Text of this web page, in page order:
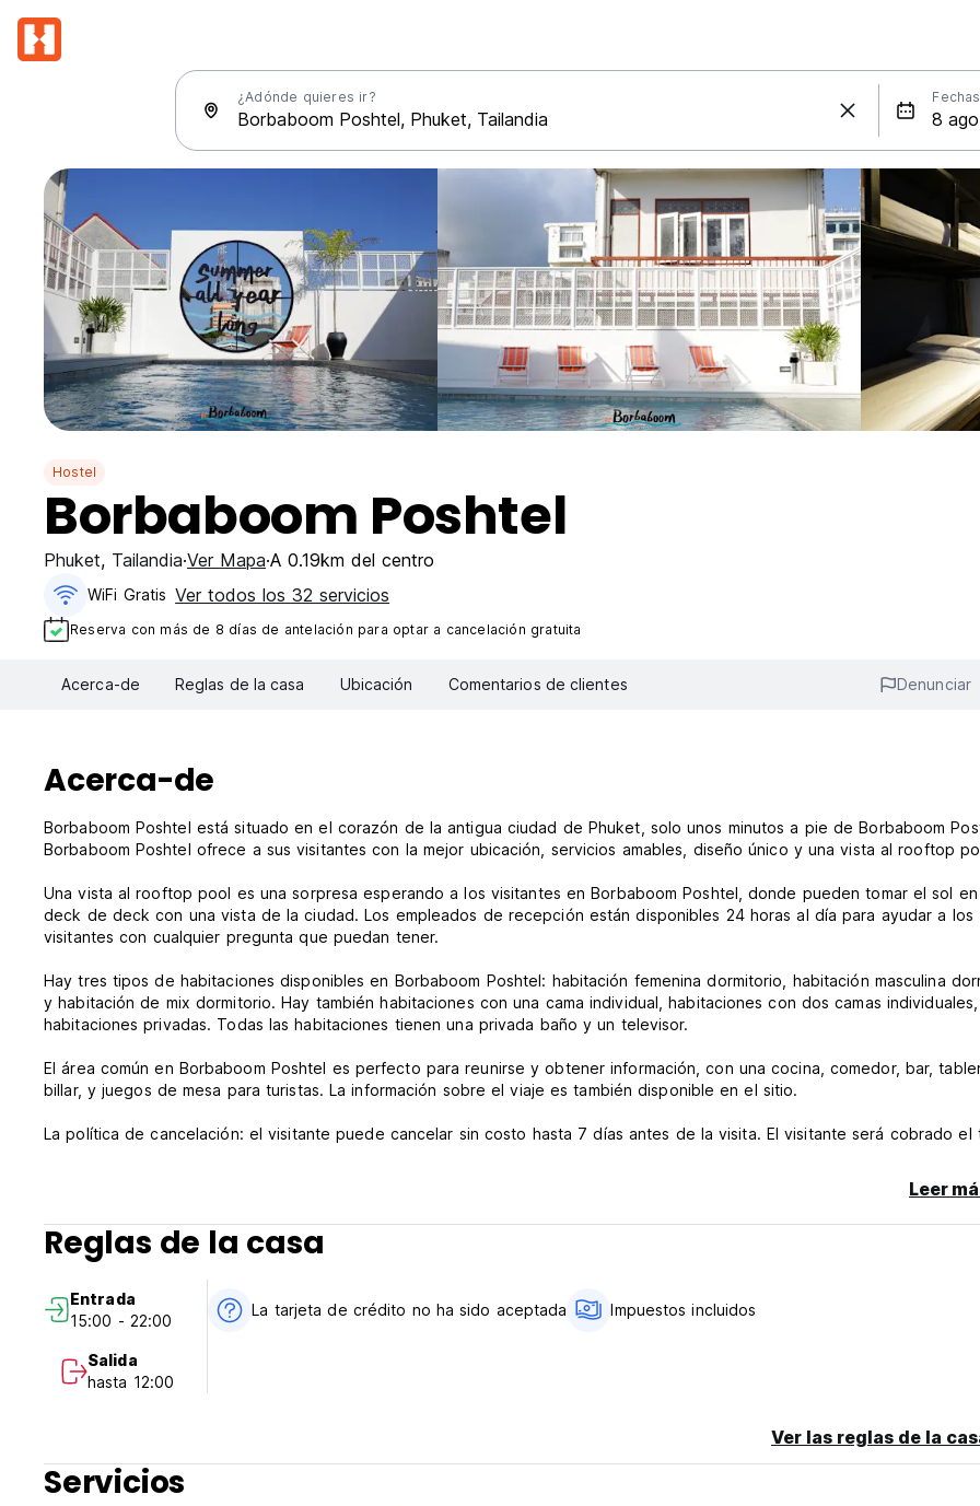
¿Adónde quieres ir? Fechas
Hostel
Borbaboom Poshtel
Phuket, Tailandia Ver Mapa A 0.19km del centro
WiFi Gratis Ver todos los 32 servicios
Reserva con más de 8 días de antelación para optar a cancelación gratuita
Acerca-de Reglas de la casa Ubicación Comentarios de clientes Denunciar
Acerca-de
Borbaboom Poshtel está situado en el corazón de la antigua ciudad de Phuket, solo unos minutos a pie de Borbaboom
Borbaboom Poshtel ofrece a sus visitantes con la mejor ubicación, servicios amables, diseño único y una vista al rooftop
Una vista al rooftop pool es una sorpresa esperando a los visitantes en Borbaboom Poshtel, donde pueden tomar el sol
deck de deck con una vista de la ciudad. Los empleados de recepción están disponibles 24 horas al día para ayudar a los
visitantes con cualquier pregunta que puedan tener.
Hay tres tipos de habitaciones disponibles en Borbaboom Poshtel: habitación femenina dormitorio, habitación masculina
y habitación de mix dormitorio. Hay también habitaciones con una cama individual, habitaciones con dos camas
habitaciones privadas. Todas las habitaciones tienen una privada baño y un televisor.
El área común en Borbaboom Poshtel es perfecto para reunirse y obtener información, con una cocina, comedor, bar,
billar, y juegos de mesa para turistas. La información sobre el viaje es también disponible en el sitio.
La política de cancelación: el visitante puede cancelar sin costo hasta 7 días antes de la visita. El visitante será cobrado el
Salida antes de las 12:00 (Auto-translated from original language)
Leer
Reglas de la casa
Entrada
15:00 - 22:00
Salida
hasta 12:00
La tarjeta de crédito no ha sido aceptada Impuestos incluidos
Ver las reglas de la
Servicios